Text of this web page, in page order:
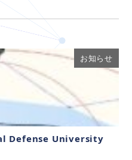
面会
お知らせ
Defense University